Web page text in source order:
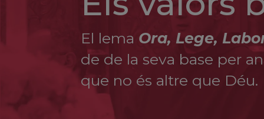
El lema Ora, Lege,
de de la seva base per
que no és altre que Déu.